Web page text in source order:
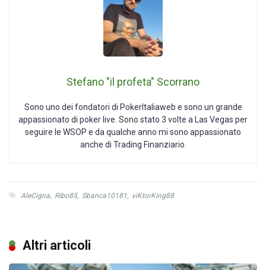
Stefano "il profeta" Scorrano
Sono uno dei fondatori di PokerItaliaweb e sono un grande
appassionato di poker live. Sono stato 3 volte a Las Vegas per
seguire le WSOP e da qualche anno mi sono appassionato
anche di Trading Finanziario.
AleCigna, Ribo85, Sbanca10181, viKtorKing88
Altri articoli